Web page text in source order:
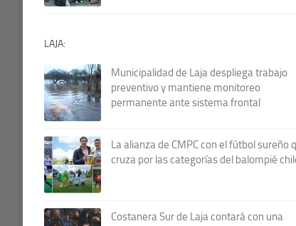
LAJA:
Municipalidad de Laja despliega trabajo
preventivo y mantiene monitoreo
permanente ante sistema frontal
La alianza de CMPC con el fútbol sureño
cruza por las categorías del balompié
Costanera Sur de Laja contará con una